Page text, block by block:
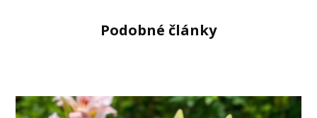
Podobné články